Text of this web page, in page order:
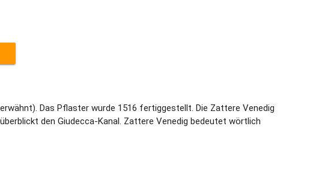
Das Pflaster wurde 1516 fertiggestellt. Die Zattere Venedig
den Giudecca-Kanal. Zattere Venedig bedeutet wörtlich